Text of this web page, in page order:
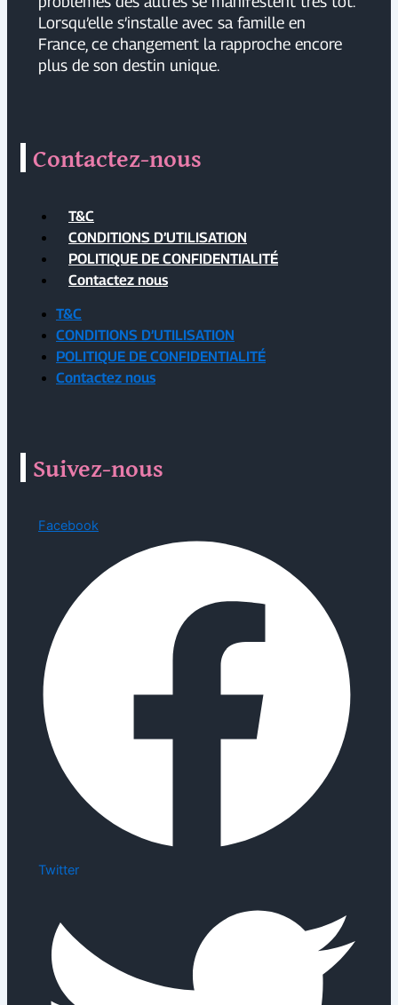
Lorsqu’elle s’installe avec sa famille en
France, ce changement la rapproche encore
plus de son destin unique.
Contactez-nous
T&C
CONDITIONS D’UTILISATION
POLITIQUE DE CONFIDENTIALITÉ
Contactez nous
T&C
CONDITIONS D’UTILISATION
POLITIQUE DE CONFIDENTIALITÉ
Contactez nous
Suivez-nous
Facebook
Twitter